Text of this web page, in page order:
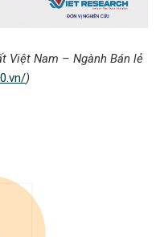
Việt Nam – Ngành Bán lẻ
)